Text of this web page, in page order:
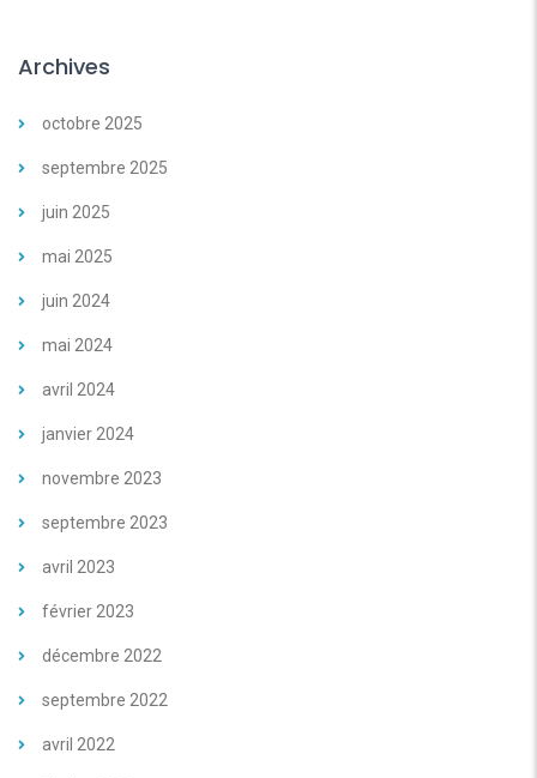
Archives
octobre 2025
septembre 2025
juin 2025
mai 2025
juin 2024
mai 2024
avril 2024
janvier 2024
novembre 2023
septembre 2023
avril 2023
février 2023
décembre 2022
septembre 2022
avril 2022